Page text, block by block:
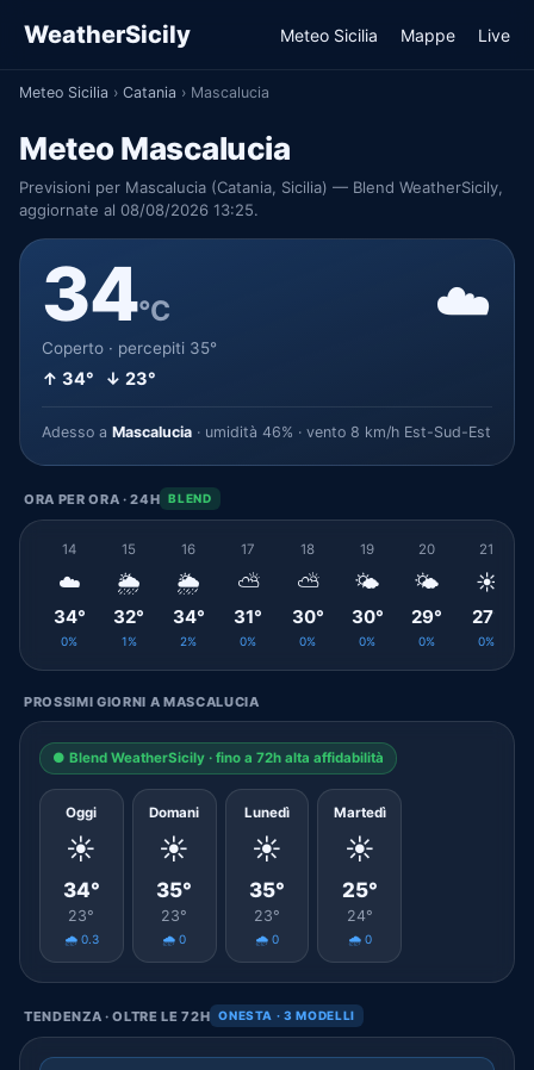
WeatherSicily Meteo Sicilia Mappe Live
Meteo Sicilia › Catania › Mascalucia
Meteo Mascalucia
Previsioni per Mascalucia (Catania, Sicilia) — Blend WeatherSicily,
aggiornate al 08/08/2026 13:25.
34°C
Coperto · percepiti 35°
↑ 34° ↓ 23°
☁️
Adesso a Mascalucia · umidità 46% · vento 8 km/h Est-Sud-Est
ORA PER ORA · 24H BLEND
14
☁️
34°
0%
15
🌦️
32°
1%
16
🌦️
34°
2%
17
⛅
31°
0%
18
⛅
30°
0%
19
🌤️
30°
0%
20
🌤️
29°
0%
21
☀️
27°
0%
PROSSIMI GIORNI A MASCALUCIA
● Blend WeatherSicily · fino a 72h alta affidabilità
Oggi
☀️
34°
23°
🌧️ 0.3
Domani
☀️
35°
23°
🌧️ 0
Lunedì
☀️
35°
23°
🌧️ 0
Martedì
☀️
25°
24°
🌧️ 0
TENDENZA · OLTRE LE 72H ONESTA · 3 MODELLI